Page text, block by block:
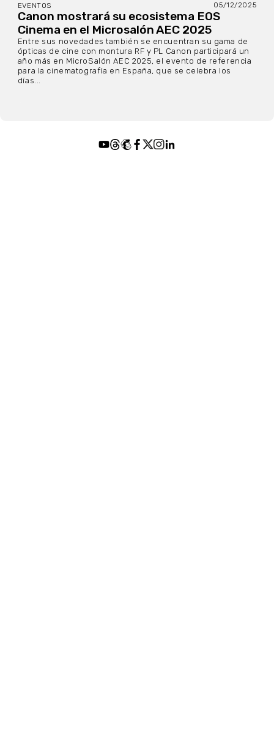
EVENTOS 05/12/2025
Canon mostrará su ecosistema EOS
Cinema en el Microsalón AEC 2025
Entre sus novedades también se encuentran su gama de
ópticas de cine con montura RF y PL Canon participará un
año más en MicroSalón AEC 2025, el evento de referencia
para la cinematografía en España, que se celebra los
días...